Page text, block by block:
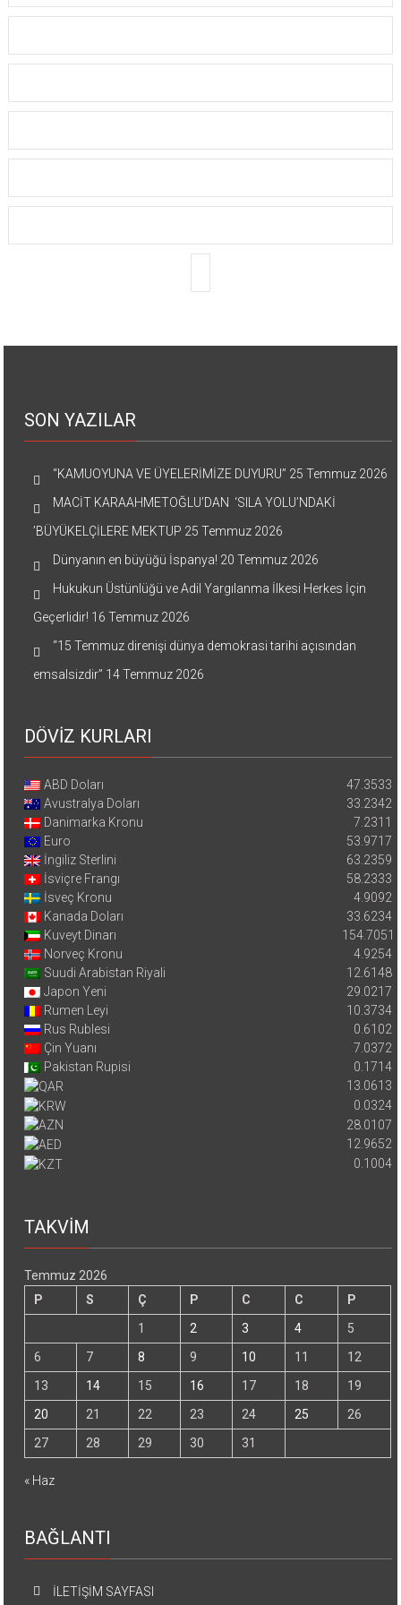
SON YAZILAR
“KAMUOYUNA VE ÜYELERİMİZE DUYURU” 25 Temmuz 2026
MACİT KARAAHMETOĞLU’DAN ‘SILA YOLU’NDAKİ
’BÜYÜKELÇİLERE MEKTUP 25 Temmuz 2026
Dünyanın en büyüğü İspanya! 20 Temmuz 2026
Hukukun Üstünlüğü ve Adil Yargılanma İlkesi Herkes İçin
Geçerlidir! 16 Temmuz 2026
“15 Temmuz direnişi dünya demokrasi tarihi açısından
emsalsizdir” 14 Temmuz 2026
DÖVİZ KURLARI
ABD Doları
47.3533
Avustralya Doları
33.2342
Danimarka Kronu
7.2311
Euro
53.9717
İngiliz Sterlini
63.2359
İsviçre Frangı
58.2333
İsveç Kronu
4.9092
Kanada Doları
33.6234
Kuveyt Dinarı
154.7051
Norveç Kronu
4.9254
Suudi Arabistan Riyali
12.6148
Japon Yeni
29.0217
Rumen Leyi
10.3734
Rus Rublesi
0.6102
Çin Yuanı
7.0372
Pakistan Rupisi
0.1714
13.0613
0.0324
28.0107
12.9652
0.1004
TAKVİM
Temmuz 2026
P
S Ç P C C
P
1
2 3 4
5
6
7 8 9 10 11
12
13
14 15 16 17 18
19
20
21 22 23 24 25
26
27
28 29 30 31
« Haz
BAĞLANTI
İLETİŞİM SAYFASI